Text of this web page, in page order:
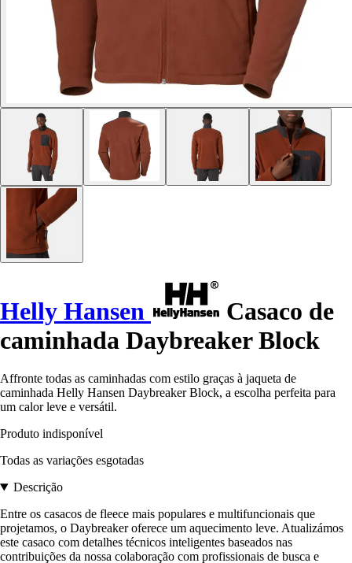
Helly Hansen
Casaco de
caminhada Daybreaker Block
Affronte todas as caminhadas com estilo graças à jaqueta de
caminhada Helly Hansen Daybreaker Block, a escolha perfeita para
um calor leve e versátil.
Produto indisponível
Todas as variações esgotadas
Descrição
Entre os casacos de fleece mais populares e multifuncionais que
projetamos, o Daybreaker oferece um aquecimento leve. Atualizámos
este casaco com detalhes técnicos inteligentes baseados nas
contribuições da nossa colaboração com profissionais de busca e